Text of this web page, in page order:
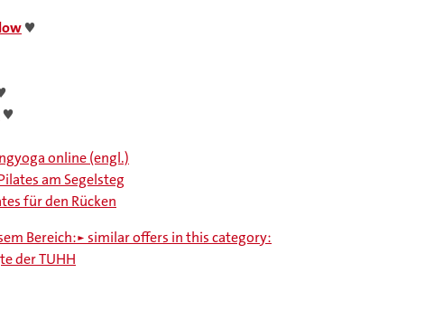
♥
♥
online (engl.)
am Segelsteg
für den Rücken
Bereich:► similar offers in this category:
der TUHH